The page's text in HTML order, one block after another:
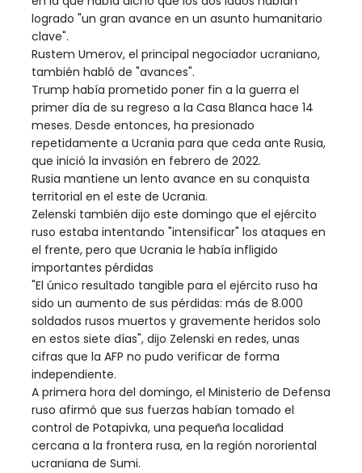
logrado "un gran avance en un asunto humanitario
clave".
Rustem Umerov, el principal negociador ucraniano,
también habló de "avances".
Trump había prometido poner fin a la guerra el
primer día de su regreso a la Casa Blanca hace 14
meses. Desde entonces, ha presionado
repetidamente a Ucrania para que ceda ante Rusia,
que inició la invasión en febrero de 2022.
Rusia mantiene un lento avance en su conquista
territorial en el este de Ucrania.
Zelenski también dijo este domingo que el ejército
ruso estaba intentando "intensificar" los ataques en
el frente, pero que Ucrania le había infligido
importantes pérdidas
"El único resultado tangible para el ejército ruso ha
sido un aumento de sus pérdidas: más de 8.000
soldados rusos muertos y gravemente heridos solo
en estos siete días", dijo Zelenski en redes, unas
cifras que la AFP no pudo verificar de forma
independiente.
A primera hora del domingo, el Ministerio de Defensa
ruso afirmó que sus fuerzas habían tomado el
control de Potapivka, una pequeña localidad
cercana a la frontera rusa, en la región nororiental
ucraniana de Sumi.